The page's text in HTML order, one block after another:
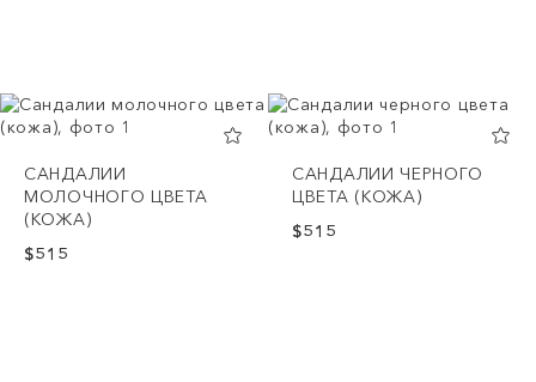
САНДАЛИИ
МОЛОЧНОГО ЦВЕТА
(КОЖА)
$515
САНДАЛИИ ЧЕРНОГО
ЦВЕТА (КОЖА)
$515